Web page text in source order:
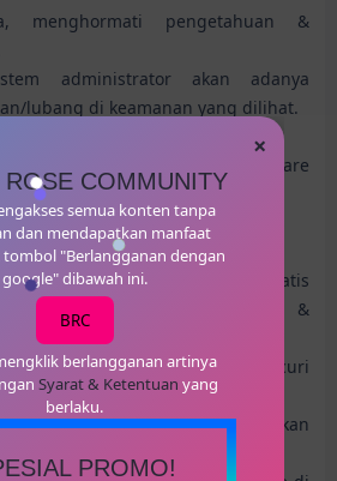
×
ROSE COMMUNITY
semua konten tanpa
dan mendapatkan manfaat
tombol "Berlangganan dengan
google" dibawah ini.
BRC
berlangganan artinya
Syarat & Ketentuan yang
berlaku.
PROMO!
menghormati pengetahuan &
administrator akan adanya
lubang di keamanan yang dilihat.
yang tidak fair dari hack.
& mengumpulkan software
risiko yang bodoh.
sendiri.
secara terbuka/bebas/gratis
berbagai informasi &
sebuah sistem untuk mencuri
akses ke seseorang yang akan